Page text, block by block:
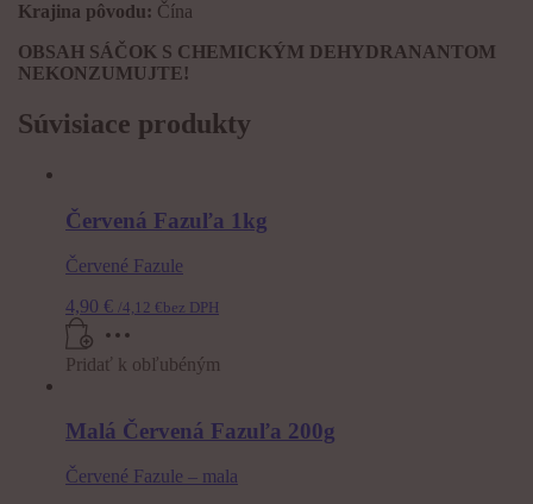
Krajina pôvodu: Čína
OBSAH SÁČOK S CHEMICKÝM DEHYDRANANTOM
NEKONZUMUJTE!
Súvisiace produkty
Červená Fazuľa 1kg
Červené Fazule
4,90 € /4,12 €bez DPH
Pridať k obľubéným
Malá Červená Fazuľa 200g
Červené Fazule – mala